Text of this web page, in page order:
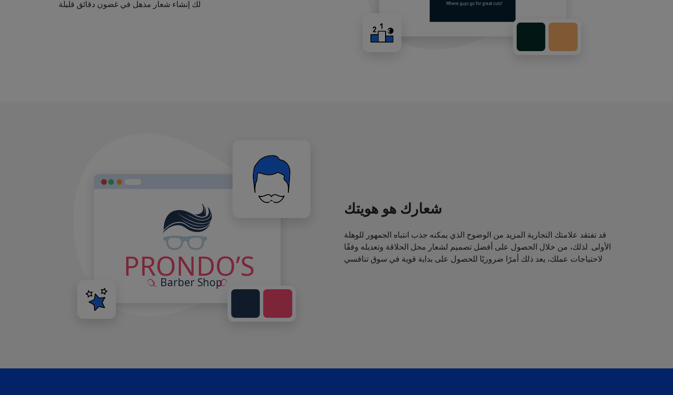
لك إنشاء شعار مذهل في غضون دقائق قليلة
شعارك هو هويتك
قد تفتقد علامتك التجارية المزيد من الوضوح الذي يمكنه جذب انتباه الجمهور للوهلة
الأولى. لذلك، من خلال الحصول على أفضل تصميم لشعار محل الحلاقة وتعديله وفقًا
لاحتياجات عملك، يعد ذلك أمرًا ضروريًا للحصول على بداية قوية في سوق تنافسي